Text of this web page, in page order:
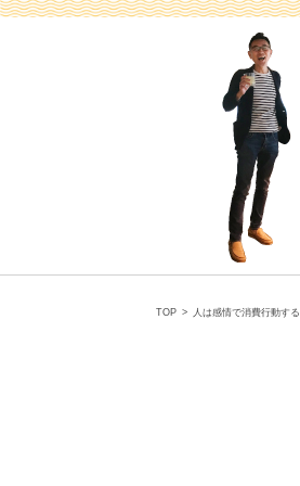
TOP > 人は感情で消費行動する